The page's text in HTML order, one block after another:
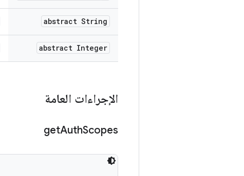
abstract String
abstract Integer
الإجراءات العامة
getAuthScopes